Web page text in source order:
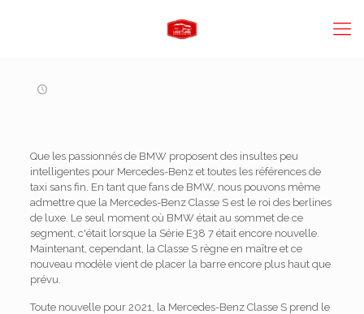
Que les passionnés de BMW proposent des insultes peu
intelligentes pour Mercedes-Benz et toutes les références de
taxi sans fin. En tant que fans de BMW, nous pouvons même
admettre que la Mercedes-Benz Classe S est le roi des berlines
de luxe. Le seul moment où BMW était au sommet de ce
segment, c'était lorsque la Série E38 7 était encore nouvelle.
Maintenant, cependant, la Classe S règne en maître et ce
nouveau modèle vient de placer la barre encore plus haut que
prévu.
Toute nouvelle pour 2021, la Mercedes-Benz Classe S prend le